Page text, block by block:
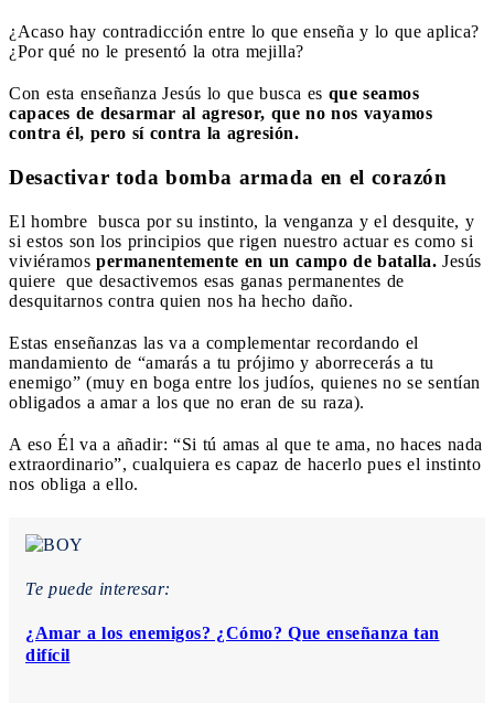
¿Acaso hay contradicción entre lo que enseña y lo que aplica?
¿Por qué no le presentó la otra mejilla?
Con esta enseñanza Jesús lo que busca es que seamos
capaces de desarmar al agresor, que no nos vayamos
contra él, pero sí contra la agresión.
Desactivar toda bomba armada en el corazón
El hombre busca por su instinto, la venganza y el desquite, y
si estos son los principios que rigen nuestro actuar es como si
viviéramos permanentemente en un campo de batalla. Jesús
quiere que desactivemos esas ganas permanentes de
desquitarnos contra quien nos ha hecho daño.
Estas enseñanzas las va a complementar recordando el
mandamiento de “amarás a tu prójimo y aborrecerás a tu
enemigo” (muy en boga entre los judíos, quienes no se sentían
obligados a amar a los que no eran de su raza).
A eso Él va a añadir: “Si tú amas al que te ama, no haces nada
extraordinario”, cualquiera es capaz de hacerlo pues el instinto
nos obliga a ello.
Te puede interesar:
¿Amar a los enemigos? ¿Cómo? Que enseñanza tan
difícil